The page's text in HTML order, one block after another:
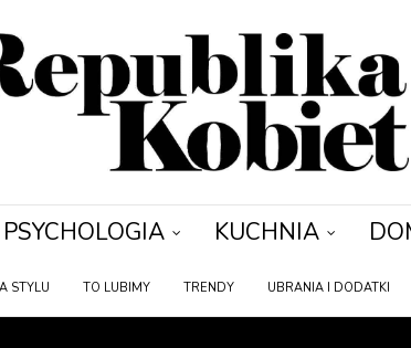
PSYCHOLOGIA KUCHNIA
STYLU TO LUBIMY TRENDY UBRANIA I DODATKI